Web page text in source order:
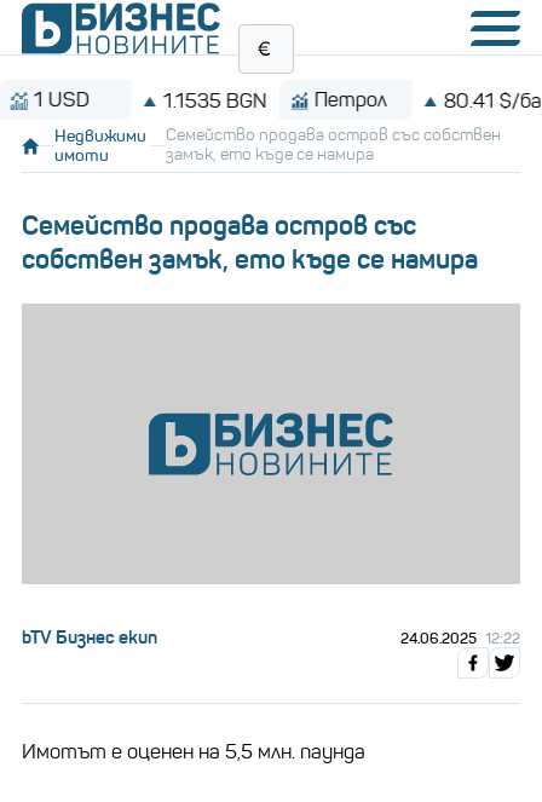
1.1535 BGN Петрол 80.41 $/барел
Недвижими
имоти
Семейство продава остров със собствен
замък, ето къде се намира
Семейство продава остров със
собствен замък, ето къде се намира
bTV Бизнес екип 24.06.2025 12:22
Имотът е оценен на 5,5 млн. паунда